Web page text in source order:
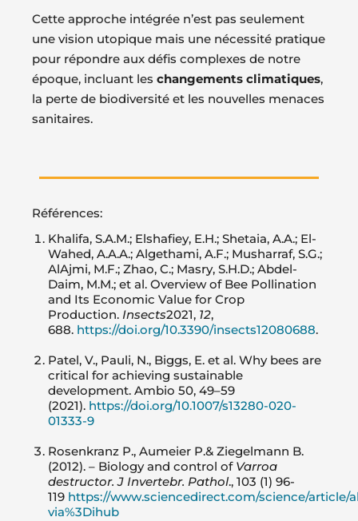
Cette approche intégrée n’est pas seulement
une vision utopique mais une nécessité pratique
pour répondre aux défis complexes de notre
époque, incluant les changements climatiques,
la perte de biodiversité et les nouvelles menaces
sanitaires.
Références:
Khalifa, S.A.M.; Elshafiey, E.H.; Shetaia, A.A.; El-
Wahed, A.A.A.; Algethami, A.F.; Musharraf, S.G.;
AlAjmi, M.F.; Zhao, C.; Masry, S.H.D.; Abdel-
Daim, M.M.; et al. Overview of Bee Pollination
and Its Economic Value for Crop
Production. Insects2021, 12,
688. https://doi.org/10.3390/insects12080688.
Patel, V., Pauli, N., Biggs, E. et al. Why bees are
critical for achieving sustainable
development. Ambio 50, 49–59
(2021). https://doi.org/10.1007/s13280-020-
01333-9
Rosenkranz P., Aumeier P.& Ziegelmann B.
(2012). – Biology and control of Varroa
destructor. J Invertebr. Pathol., 103 (1) 96-
119 https://www.sciencedirect.com/science/article/
via%3Dihub